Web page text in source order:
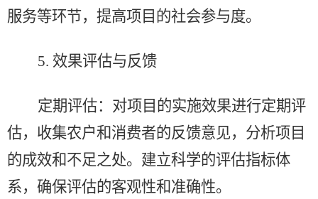
服务等环节，提高项目的社会参与度。
5. 效果评估与反馈
定期评估：对项目的实施效果进行定期评
估，收集农户和消费者的反馈意见，分析项目
的成效和不足之处。建立科学的评估指标体
系，确保评估的客观性和准确性。